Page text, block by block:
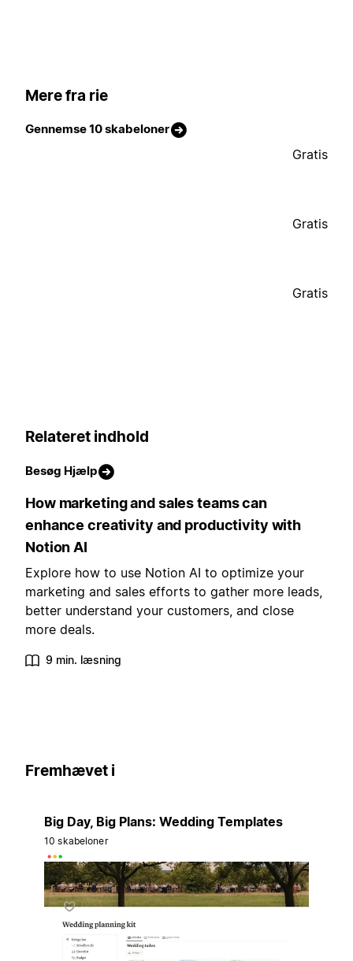
Mere fra rie
Gennemse 10 skabeloner
Gratis
Gratis
Gratis
Relateret indhold
Besøg Hjælp
How marketing and sales teams can
enhance creativity and productivity with
Notion AI
Explore how to use Notion AI to optimize your
marketing and sales efforts to gather more leads,
better understand your customers, and close
more deals.
9 min. læsning
Fremhævet i
Big Day, Big Plans: Wedding Templates
10 skabeloner